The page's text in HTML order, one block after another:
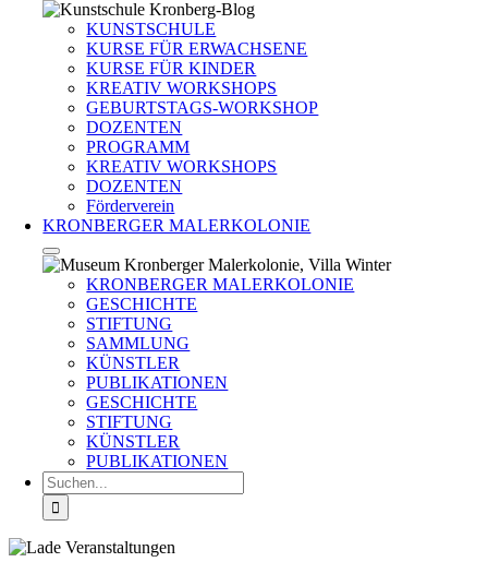
KUNSTSCHULE
KURSE FÜR ERWACHSENE
KURSE FÜR KINDER
KREATIV WORKSHOPS
GEBURTSTAGS-WORKSHOP
DOZENTEN
PROGRAMM
KREATIV WORKSHOPS
DOZENTEN
Förderverein
KRONBERGER MALERKOLONIE
KRONBERGER MALERKOLONIE
GESCHICHTE
STIFTUNG
SAMMLUNG
KÜNSTLER
PUBLIKATIONEN
GESCHICHTE
STIFTUNG
KÜNSTLER
PUBLIKATIONEN
Suche
nach: